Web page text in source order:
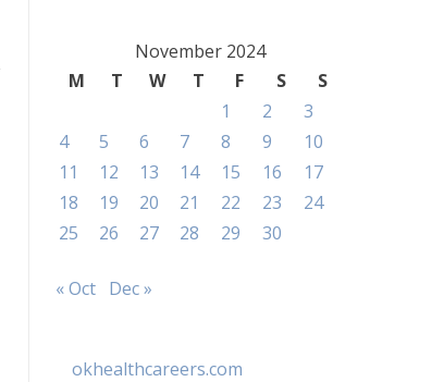
November 2024
M
T W T F S
S
1
2
3
4
5 6 7 8 9
10
11
12 13 14 15 16
17
18
19 20 21 22 23
24
25
26 27 28 29 30
« Oct Dec »
okhealthcareers.com